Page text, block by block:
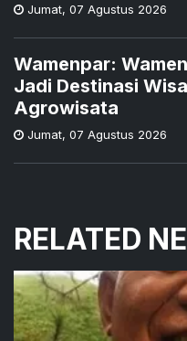
Jumat, 07 Agustus 2026
Wamenpar:
Jadi Destinasi
Agrowisata
Jumat, 07 Agustus 2026
RELATED